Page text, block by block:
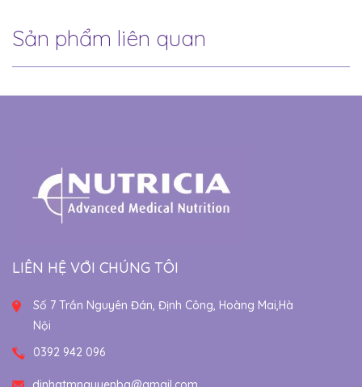
Sản phẩm liên quan
LIÊN HỆ VỚI CHÚNG TÔI
Số 7 Trần Nguyên Đán, Định Công, Hoàng Mai,Hà
Nội
0392 942 096